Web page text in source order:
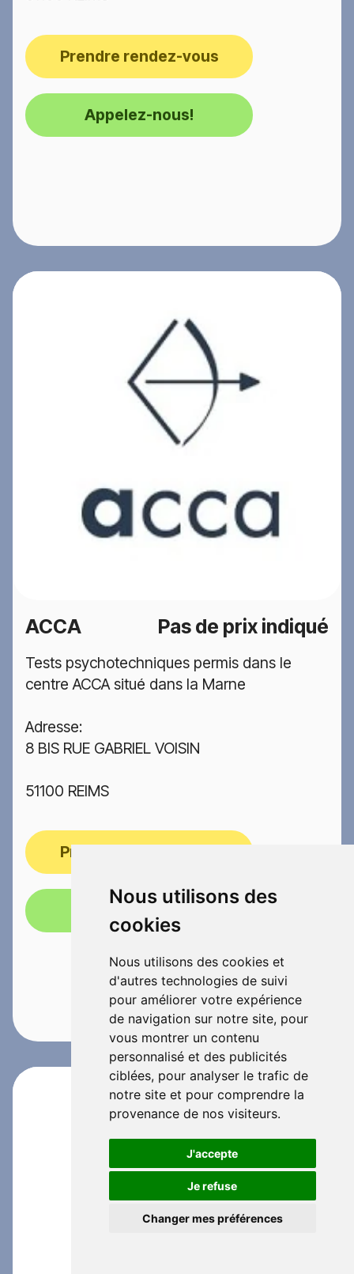
Nous utilisons des
cookies
Nous utilisons des cookies et
d'autres technologies de suivi
pour améliorer votre expérience
de navigation sur notre site, pour
vous montrer un contenu
personnalisé et des publicités
ciblées, pour analyser le trafic de
notre site et pour comprendre la
provenance de nos visiteurs.
J'accepte
Je refuse
Changer mes préférences
Prendre rendez-vous
Appelez-nous!
ACCA Pas de prix indiqué
Tests psychotechniques permis dans le
centre ACCA situé dans la Marne
Adresse:
8 BIS RUE GABRIEL VOISIN
51100 REIMS
Prendre rendez-vous